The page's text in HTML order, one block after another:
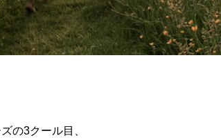
の3クール目、